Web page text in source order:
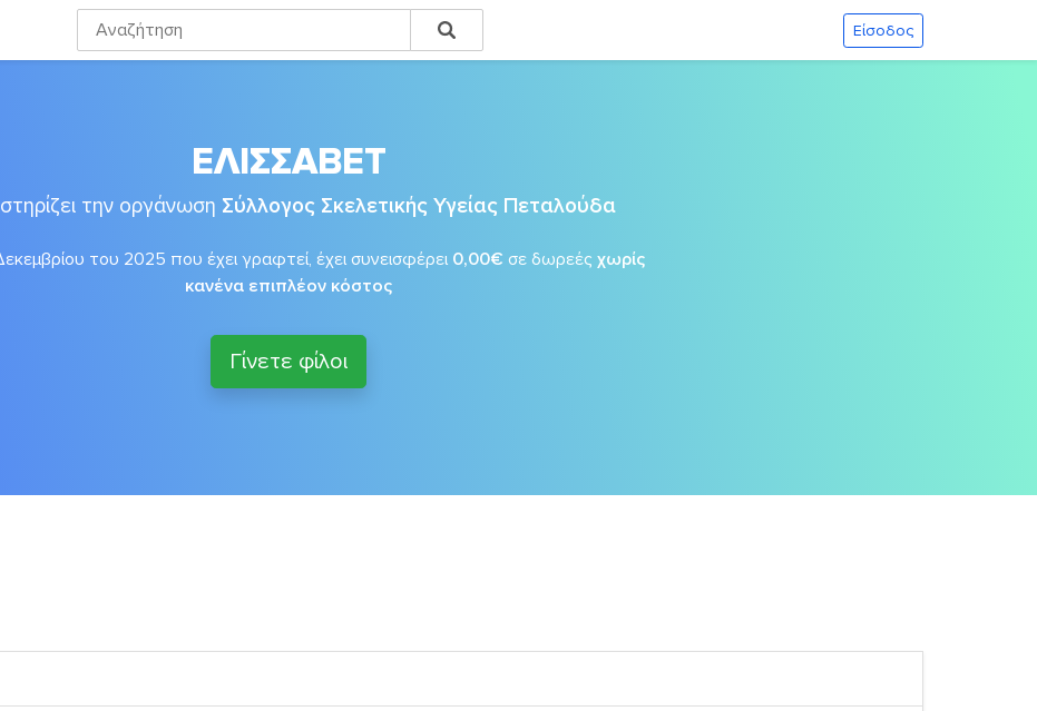
Είσοδος
ΕΛΙΣΣΑΒΕΤ
την οργάνωση Σύλλογος Σκελετικής Υγείας Πεταλούδα
του 2025 που έχει γραφτεί, έχει συνεισφέρει 0,00€ σε δωρεές χωρίς
κανένα επιπλέον κόστος
Γίνετε φίλοι